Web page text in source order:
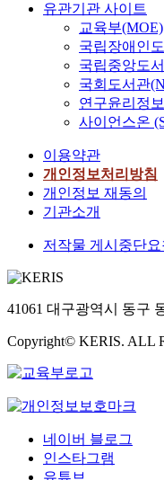
유관기관 사이트
교육부(MOE)
국립장애인
국립중앙도
국회도서관
연구윤리정
사이언스온
이용약관
개인정보처리방침
개인정보 재동의
기관소개
저작물 게시중단요
41061 대구광역시 동구
Copyright© KERIS. ALL
네이버 블로그
인스타그램